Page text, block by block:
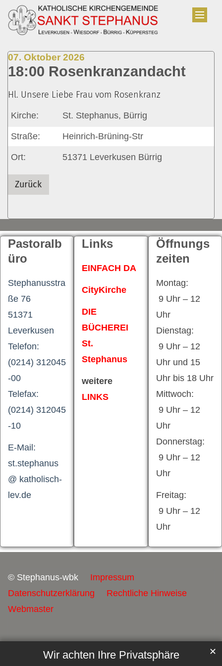
Wir achten Ihre Privatsphäre ✕
Zum Inhalt springen
07. Oktober 2026
18:00 Rosenkranzandacht
Hl. Unsere Liebe Frau vom Rosenkranz
Kirche: St. Stephanus, Bürrig
Straße: Heinrich-Brüning-Str
Ort: 51371 Leverkusen Bürrig
Zurück
Pastoralb
üro
Stephanusstra
ße 76
51371
Leverkusen
Telefon:
(0214) 312045
-00
Telefax:
(0214) 312045
-10
E-Mail:
st.stephanus
@ katholisch-
lev.de
Links
EINFACH DA
CityKirche
DIE
BÜCHEREI
St.
Stephanus
weitere
LINKS
Öffnungs
zeiten
Montag:
9 Uhr – 12
Uhr
Dienstag:
9 Uhr – 12
Uhr und 15
Uhr bis 18 Uhr
Mittwoch:
9 Uhr – 12
Uhr
Donnerstag:
9 Uhr – 12
Uhr
Freitag:
9 Uhr – 12
Uhr
© Stephanus-wbk
Impressum
Datenschutzerklärung
Rechtliche Hinweise
Webmaster